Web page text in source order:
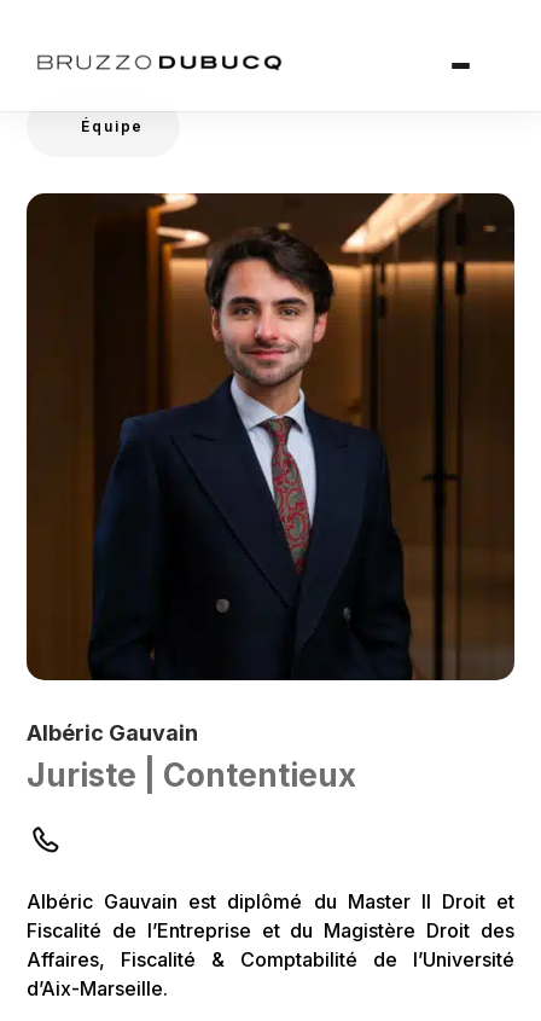
Équipe
Albéric Gauvain
Juriste | Contentieux
Albéric Gauvain est diplômé du Master II Droit et
Fiscalité de l’Entreprise et du Magistère Droit des
Affaires, Fiscalité & Comptabilité de l’Université
d’Aix-Marseille.